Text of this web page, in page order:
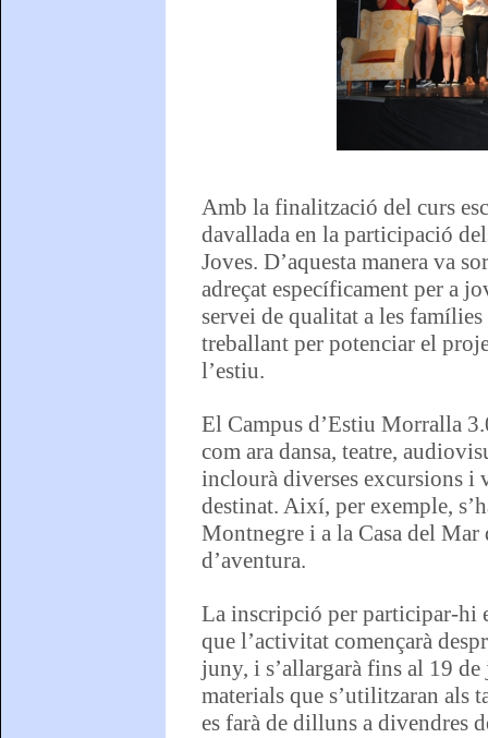
Amb la finalització del curs
davallada en la participació
Joves. D’aquesta manera va
adreçat específicament per a
servei de qualitat a les
treballant per potenciar el
l’estiu.
El Campus d’Estiu Morralla
com ara dansa, teatre,
inclourà diverses excursions i
destinat. Així, per exemple,
Montnegre i a la Casa del
d’aventura.
La inscripció per participar-hi
que l’activitat començarà
juny, i s’allargarà fins al 19
materials que s’utilitzaran als
es farà de dilluns a divendres